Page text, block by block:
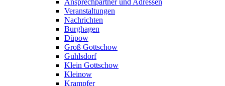
Ansprechpartner und Adressen
Veranstaltungen
Nachrichten
Burghagen
Düpow
Groß Gottschow
Guhlsdorf
Klein Gottschow
Kleinow
Krampfer